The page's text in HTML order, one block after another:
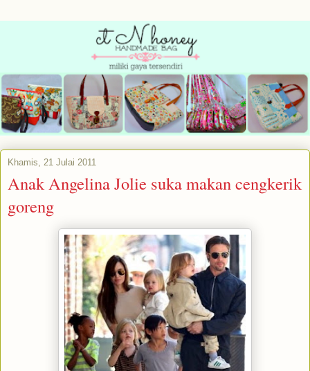
Khamis, 21 Julai 2011
Anak Angelina Jolie suka makan cengkerik
goreng